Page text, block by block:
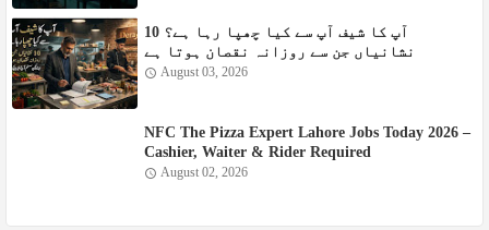
آپ کا شیف آپ سے کیا چھپا رہا ہے؟ 10
نشانیاں جن سے روزانہ نقصان ہوتا ہے
August 03, 2026
NFC The Pizza Expert Lahore Jobs Today 2026 –
Cashier, Waiter & Rider Required
August 02, 2026